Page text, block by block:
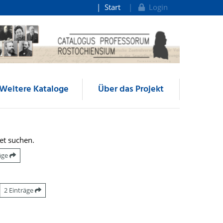
Start Login
Kataloge Über das Projekt
suchen.
2 Einträge